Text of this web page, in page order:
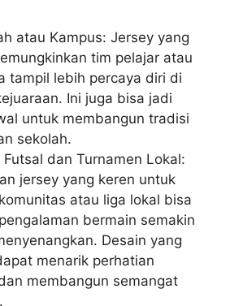
atau Kampus: Jersey yang
tim pelajar atau
tampil lebih percaya diri di
Ini juga bisa jadi
untuk membangun tradisi
sekolah.
Futsal dan Turnamen Lokal:
jersey yang keren untuk
atau liga lokal bisa
bermain semakin
Desain yang
menarik perhatian
membangun semangat